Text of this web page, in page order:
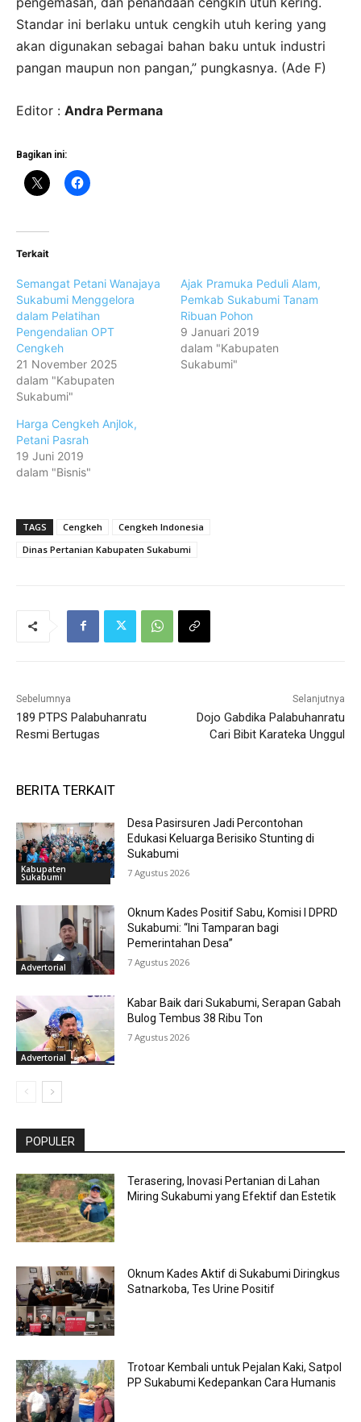
Standar ini berlaku untuk cengkih utuh kering yang
akan digunakan sebagai bahan baku untuk industri
pangan maupun non pangan,” pungkasnya. (Ade F)
Editor : Andra Permana
Bagikan ini:
Terkait
Semangat Petani Wanajaya
Sukabumi Menggelora
dalam Pelatihan
Pengendalian OPT
Cengkeh
21 November 2025
dalam "Kabupaten
Sukabumi"
Ajak Pramuka Peduli Alam,
Pemkab Sukabumi Tanam
Ribuan Pohon
9 Januari 2019
dalam "Kabupaten
Sukabumi"
Harga Cengkeh Anjlok,
Petani Pasrah
19 Juni 2019
dalam "Bisnis"
TAGS Cengkeh
Cengkeh Indonesia
Dinas Pertanian Kabupaten Sukabumi
Sebelumnya
189 PTPS Palabuhanratu
Resmi Bertugas
Selanjutnya
Dojo Gabdika Palabuhanratu
Cari Bibit Karateka Unggul
BERITA TERKAIT
Kabupaten
Sukabumi
Desa Pasirsuren Jadi Percontohan
Edukasi Keluarga Berisiko Stunting di
Sukabumi
7 Agustus 2026
Advertorial
Oknum Kades Positif Sabu, Komisi I DPRD
Sukabumi: “Ini Tamparan bagi
Pemerintahan Desa”
7 Agustus 2026
Advertorial
Kabar Baik dari Sukabumi, Serapan Gabah
Bulog Tembus 38 Ribu Ton
7 Agustus 2026
POPULER
Terasering, Inovasi Pertanian di Lahan
Miring Sukabumi yang Efektif dan Estetik
Oknum Kades Aktif di Sukabumi Diringkus
Satnarkoba, Tes Urine Positif
Trotoar Kembali untuk Pejalan Kaki, Satpol
PP Sukabumi Kedepankan Cara Humanis